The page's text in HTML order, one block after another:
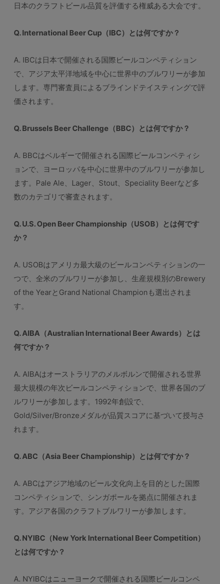
日本のクラフトビール品質を評価する権威ある大会です。
Q. International Beer Cup（IBC）とは何ですか？
A. IBCは日本で開催される国際ビールコンペティション
で、アジア太平洋地域を中心に世界中のブルワリーが参加
します。専門審査員によるブラインドテイスティングで評
価されます。
Q. Brussels Beer Challenge（BBC）とは何ですか？
A. BBCはベルギーで開催される国際ビールコンペティシ
ョンで、ヨーロッパを中心に世界中のブルワリーが参加し
ます。Pale Ale、Lager、Stout、Speciality Beerなど多
数のカテゴリで審査されます。
Q. U.S. Open Beer Championship（USOB）とは何です
か？
A. USOBはアメリカ最大級のビールコンペティションの一
つで、全米のブルワリーが参加し、生産規模別のBrewery
of the YearとGrand National Championも選出されま
す。
Q. AIBA（Australian International Beer Awards）とは
何ですか？
A. AIBAはオーストラリアのメルボルンで開催される世界
最大規模の年次ビールコンペティションで、世界各国のブ
ルワリーが参加します。1992年創設で、
Gold/Silver/Bronzeメダルが品質スコアに基づいて授与さ
れます。
Q. ABC（Asia Beer Championship）とは何ですか？
A. ABCはアジア地域のビール文化向上を目的とした国際
コンペティションで、シンガポールを拠点に開催されま
す。アジア各国のクラフトブルワリーが参加します。
Q. NYIBC（New York International Beer Competition）
とは何ですか？
A. NYIBCはニューヨークで開催される国際ビールコンペ